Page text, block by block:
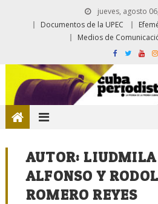
jueves, agosto
Documentos de la UPEC
Medios de
AUTOR:LIUDMILA
ALFONSO Y
ROMERO REYES